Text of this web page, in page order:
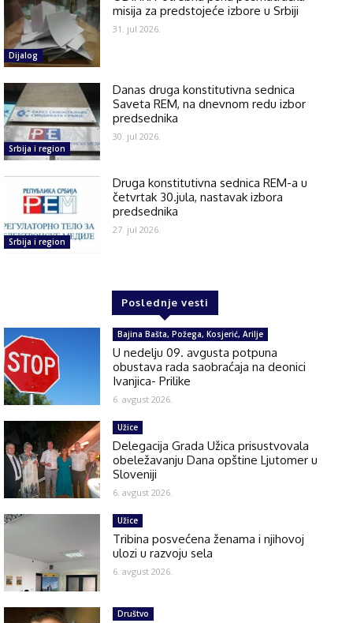
Dijalog
misija za predstojeće izbore u Srbiji
31. jul 2026.
Srbija i region
Danas druga konstitutivna sednica
Saveta REM, na dnevnom redu izbor
predsednika
30. jul 2026.
Srbija i region
Druga konstitutivna sednica REM-a u
četvrtak 30.jula, nastavak izbora
predsednika
27. jul 2026.
Poslednje vesti
Bajina Bašta, Požega, Kosjerić, Arilje
U nedelju 09. avgusta potpuna
obustava rada saobraćaja na deonici
Ivanjica- Prilike
6. avgust 2026.
Užice
Delegacija Grada Užica prisustvovala
obeležavanju Dana opštine Ljutomer u
Sloveniji
6. avgust 2026.
Užice
Tribina posvećena ženama i njihovoj
ulozi u razvoju sela
6. avgust 2026.
Društvo